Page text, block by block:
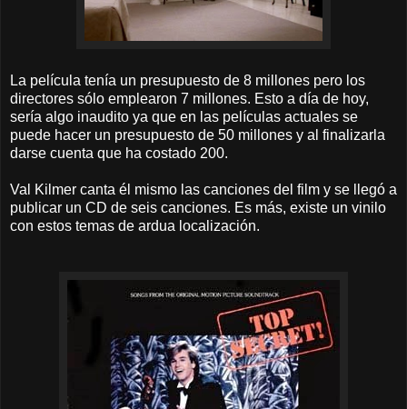
La película tenía un presupuesto de 8 millones pero los
directores sólo emplearon 7 millones. Esto a día de hoy,
sería algo inaudito ya que en las películas actuales se
puede hacer un presupuesto de 50 millones y al finalizarla
darse cuenta que ha costado 200.
Val Kilmer canta él mismo las canciones del film y se llegó a
publicar un CD de seis canciones. Es más, existe un vinilo
con estos temas de ardua localización.